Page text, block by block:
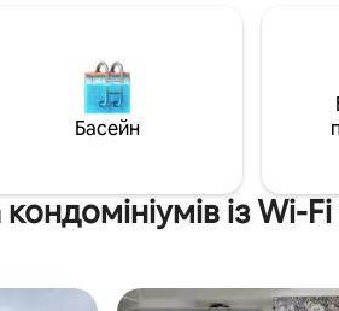
✔️
✔️
для
патіо на даху пропонує
для відпочинку під час
відпустки або ділової
діють суворі процедури
щоб ви могли
правила дому.
Басейн
із Wi-Fi